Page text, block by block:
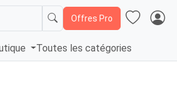
Offres Pro
Toutes les catégories